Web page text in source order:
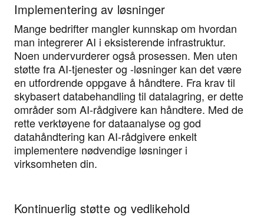
Implementering av løsninger
Mange bedrifter mangler kunnskap om hvordan
man integrerer AI i eksisterende infrastruktur.
Noen undervurderer også prosessen. Men uten
støtte fra AI-tjenester og -løsninger kan det være
en utfordrende oppgave å håndtere. Fra krav til
skybasert databehandling til datalagring, er dette
områder som AI-rådgivere kan håndtere. Med de
rette verktøyene for dataanalyse og god
datahåndtering kan AI-rådgivere enkelt
implementere nødvendige løsninger i
virksomheten din.
Kontinuerlig støtte og vedlikehold